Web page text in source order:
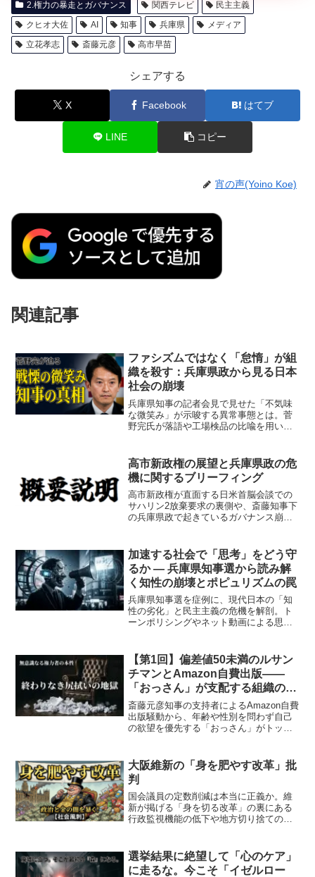
2.権力の暴走とガバナンス 関西テレビ
民主主義
クヒオ大佐
AI 知事 兵庫県
メディア
立花孝志
斎藤元彦 高市早苗
シェアする
X Facebook はてブ
LINE コピー
宵の声(Yoino Koe)
関連記事
ファシズムではなく「怠惰」が組
織を殺す：兵庫県政から見る日本
社会の崩壊
兵庫県知事の記者会見で見せた「不気味
な微笑み」が示唆する異常事態とは。菅
野完氏が落語や工場検品の比喩を用い、
惰」が招く、日本社会全体のシステムエ
ラーを鋭く指摘します。
高市新政権の展望と兵庫県政の危
機に関するブリーフィング
高市新政権が直面する日米首脳会談での
サハリン2放棄要求の裏側や、斎藤知事下
の兵庫県政で起きているガバナンス崩壊
の深層まで、菅野完氏の分析に基づき徹
底解説します。
加速する社会で「思考」をどう守
るか ― 兵庫県知事選から読み解
く知性の崩壊とポピュリズムの罠
兵庫県知事選を症例に、現代日本の「知
性の劣化」と民主主義の危機を解剖。ト
ーンポリシングやネット動画による思考
連立に潜む構造的矛盾「アキレス腱」の
正体までを鋭く分析。
【第1回】偏差値50未満のルサン
チマンとAmazon自費出版——
「おっさん」が支配する組織の絶
望的構造
斎藤元彦知事の支持者によるAmazon自費
出版騒動から、年齢や性別を問わず自己
の欲望を優先する「おっさん」がトップ
獄とガバナンス崩壊の構造を鋭く斬る政
治コラム。 [META_KEYS]: 兵庫県知事,
斎藤元彦,自費出版,組織論,ガバナンス
大阪維新の「身を肥やす改革」批
判
国会議員の定数削減は本当に正義か。維
新が掲げる「身を切る改革」の裏にある
行政監視機能の低下や地方切り捨てのリ
減の罠」に迫ります。
選挙結果に絶望して「心のケア」
に走るな。今こそ「イゼルロー